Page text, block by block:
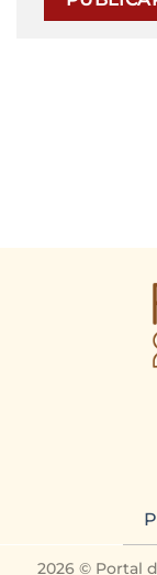
2026 © Portal